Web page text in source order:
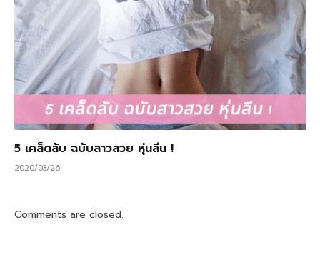
5 เคล็ดลับ ฉบับสาวสวย หุ่นลีน !
2020/03/26
Comments are closed.